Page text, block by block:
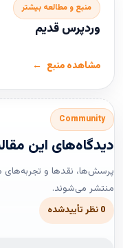
منبع و مطالعه بیشتر
وردپرس قدیم
مشاهده منبع
Community
دیدگاه‌های این
پرسش‌ها، نقدها و تجربه‌های
منتشر می‌شوند.
0 نظر تأییدشده